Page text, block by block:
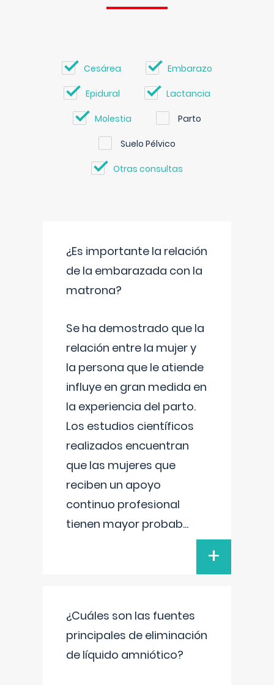
Cesárea Embarazo
Epidural Lactancia
Molestia Parto
Suelo Pélvico
Otras consultas
¿Es importante la relación
de la embarazada con la
matrona?
Se ha demostrado que la
relación entre la mujer y
la persona que le atiende
influye en gran medida en
la experiencia del parto.
Los estudios científicos
realizados encuentran
que las mujeres que
reciben un apoyo
continuo profesional
tienen mayor probab...
+
¿Cuáles son las fuentes
principales de eliminación
de líquido amniótico?